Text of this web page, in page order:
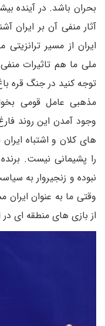
بحران باشد. در آینده
آثار منفی آن بر
ایران از مسیر
ملی ما هم تاثیرات
توجه کنید در جنگ قره
مذهبی عامل قومی
وجود آمدن این روند
های کلان و اشتباه
را پشیمانی نیست.
نبوده و زنجیروار به
وقتی ما به عنوان ایران
از بازی های منطقه ای